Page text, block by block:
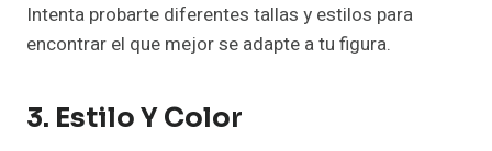
Intenta probarte diferentes tallas y estilos para
encontrar el que mejor se adapte a tu figura.
3. Estilo Y Color